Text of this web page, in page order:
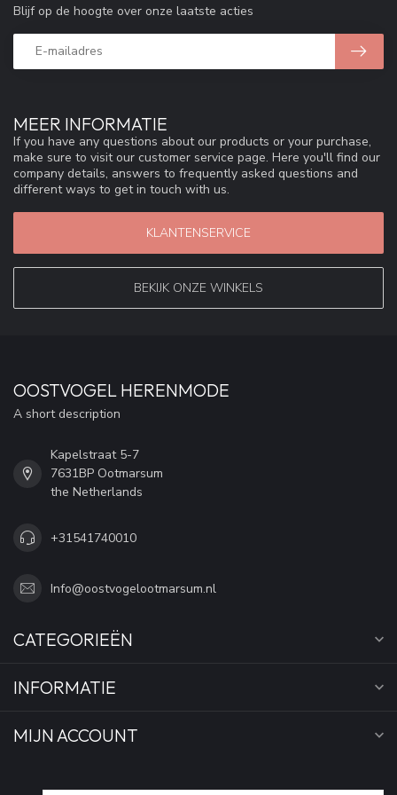
MEER INFORMATIE
If you have any questions about our products or your purchase,
make sure to visit our customer service page. Here you'll find our
company details, answers to frequently asked questions and
different ways to get in touch with us.
KLANTENSERVICE
BEKIJK ONZE WINKELS
Blijf op de hoogte over onze laatste acties
OOSTVOGEL HERENMODE
A short description
Kapelstraat 5-7
7631BP Ootmarsum
the Netherlands
+31541740010
Info@oostvogelootmarsum.nl
CATEGORIEËN
INFORMATIE
MIJN ACCOUNT